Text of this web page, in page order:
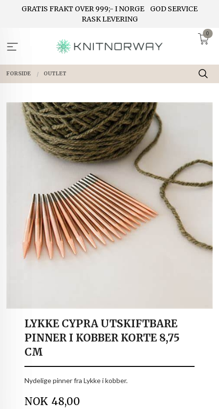
GRATIS FRAKT OVER 999;- I NORGE
GOD SERVICE
RASK LEVERING
0
FORSIDE OUTLET
LYKKE CYPRA UTSKIFTBARE
PINNER I KOBBER KORTE 8,75
CM
Nydelige pinner fra Lykke i kobber.
Tilbud
NOK 48,00